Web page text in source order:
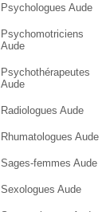
Psychologues Aude
Psychomotriciens
Aude
Psychothérapeutes
Aude
Radiologues Aude
Rhumatologues Aude
Sages-femmes Aude
Sexologues Aude